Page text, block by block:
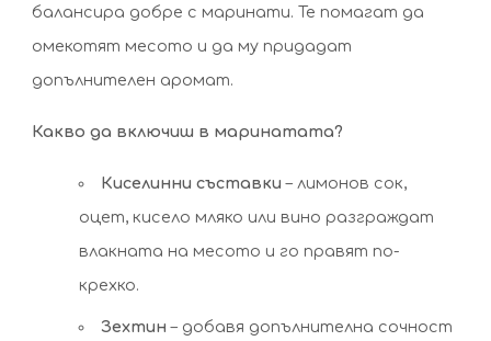
балансира добре с маринати. Те помагат да
омекотят месото и да му придадат
допълнителен аромат.
Какво да включиш в маринатата?
Киселинни съставки – лимонов сок,
оцет, кисело мляко или вино разграждат
влакната на месото и го правят по-
крехко.
Зехтин – добавя допълнителна сочност